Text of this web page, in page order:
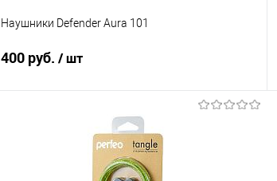
Наушники Defender Aura 101
400 руб. / шт
В корзину